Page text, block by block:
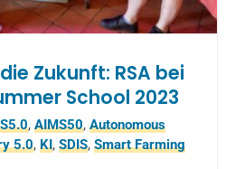
Zukunft: RSA bei
School 2023
, AIMS50, Autonomous
5.0, KI, SDIS, Smart Farming